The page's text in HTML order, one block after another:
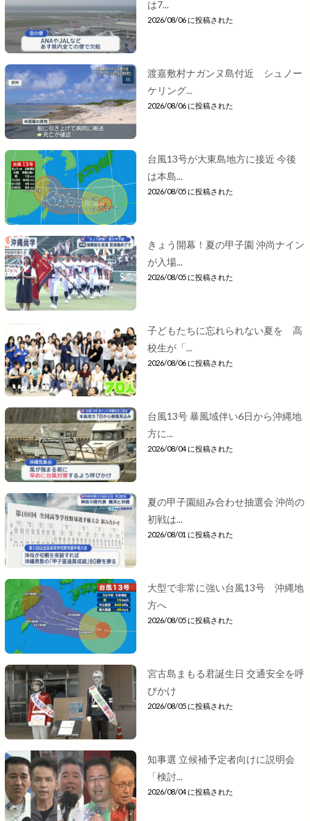
は7...
2026/08/06 に投稿された
渡嘉敷村ナガンヌ島付近 シュノー
ケリング...
2026/08/06 に投稿された
台風13号が大東島地方に接近 今後
は本島...
2026/08/05 に投稿された
きょう開幕！夏の甲子園 沖尚ナイン
が入場...
2026/08/05 に投稿された
子どもたちに忘れられない夏を 高
校生が「...
2026/08/06 に投稿された
台風13号 暴風域伴い6日から沖縄地
方に...
2026/08/04 に投稿された
夏の甲子園組み合わせ抽選会 沖尚の
初戦は...
2026/08/01 に投稿された
大型で非常に強い台風13号 沖縄地
方へ
2026/08/05 に投稿された
宮古島まもる君誕生日 交通安全を呼
びかけ
2026/08/05 に投稿された
知事選 立候補予定者向けに説明会
「検討...
2026/08/04 に投稿された